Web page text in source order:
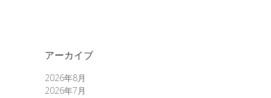
アーカイブ
2026年8月
2026年7月